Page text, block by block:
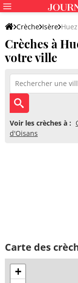
Crèche Isère Huez
Crèches à
votre ville
Voir les crèches à :
d'Oisans
Carte des
+